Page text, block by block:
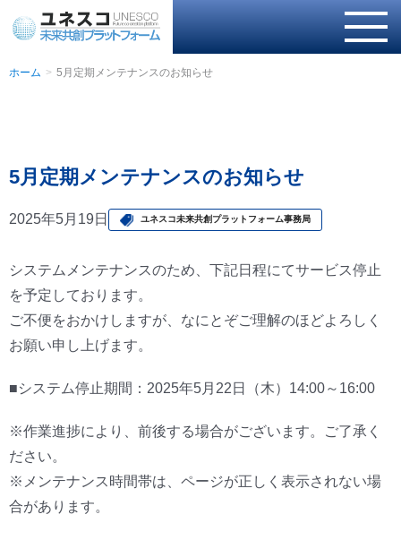
ホーム 5月定期メンテナンスのお知らせ
5月定期メンテナンスのお知らせ
2025年5月19日 ユネスコ未来共創プラットフォーム事務局
システムメンテナンスのため、下記日程にてサービス停止
を予定しております。
ご不便をおかけしますが、なにとぞご理解のほどよろしく
お願い申し上げます。
■システム停止期間：2025年5月22日（木）14:00～16:00
※作業進捗により、前後する場合がございます。ご了承く
ださい。
※メンテナンス時間帯は、ページが正しく表示されない場
合があります。